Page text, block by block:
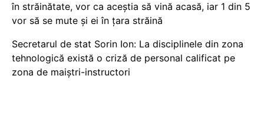
în străinătate, vor ca aceștia să vină acasă, iar 1 din 5
vor să se mute și ei în țara străină
Secretarul de stat Sorin Ion: La disciplinele din zona
tehnologică există o criză de personal calificat pe
zona de maiștri-instructori